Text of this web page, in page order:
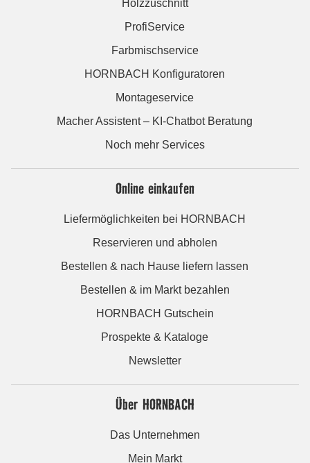
Holzzuschnitt
ProfiService
Farbmischservice
HORNBACH Konfiguratoren
Montageservice
Macher Assistent – KI-Chatbot Beratung
Noch mehr Services
Online einkaufen
Liefermöglichkeiten bei HORNBACH
Reservieren und abholen
Bestellen & nach Hause liefern lassen
Bestellen & im Markt bezahlen
HORNBACH Gutschein
Prospekte & Kataloge
Newsletter
Über HORNBACH
Das Unternehmen
Mein Markt